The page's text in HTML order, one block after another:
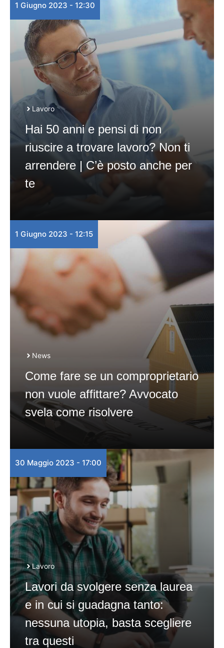
1 Giugno 2023 - 12:30
Lavoro
Hai 50 anni e pensi di non
riuscire a trovare lavoro? Non ti
arrendere | C’è posto anche per
te
1 Giugno 2023 - 12:15
News
Come fare se un comproprietario
non vuole affittare? Avvocato
svela come risolvere
30 Maggio 2023 - 17:00
Lavoro
Lavori da svolgere senza laurea
e in cui si guadagna tanto:
nessuna utopia, basta scegliere
tra questi